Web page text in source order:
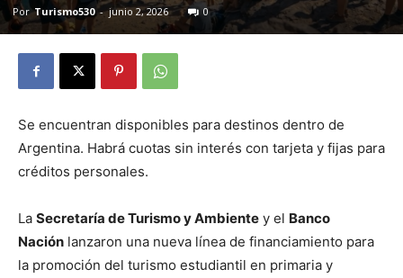
Por Turismo530 - junio 2, 2026 0
Se encuentran disponibles para destinos dentro de
Argentina. Habrá cuotas sin interés con tarjeta y fijas para
créditos personales.
La Secretaría de Turismo y Ambiente y el Banco
Nación lanzaron una nueva línea de financiamiento para
la promoción del turismo estudiantil en primaria y